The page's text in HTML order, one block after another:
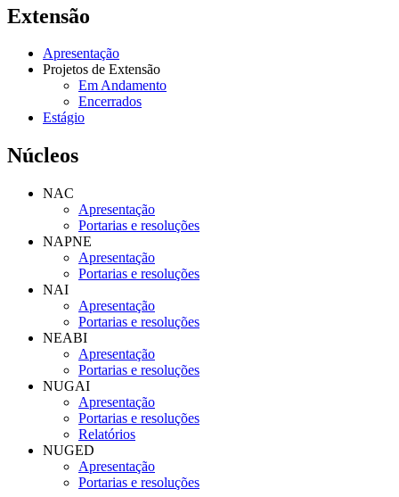
Extensão
Apresentação
Projetos de Extensão
Em Andamento
Encerrados
Estágio
Núcleos
NAC
Apresentação
Portarias e resoluções
NAPNE
Apresentação
Portarias e resoluções
NAI
Apresentação
Portarias e resoluções
NEABI
Apresentação
Portarias e resoluções
NUGAI
Apresentação
Portarias e resoluções
Relatórios
NUGED
Apresentação
Portarias e resoluções